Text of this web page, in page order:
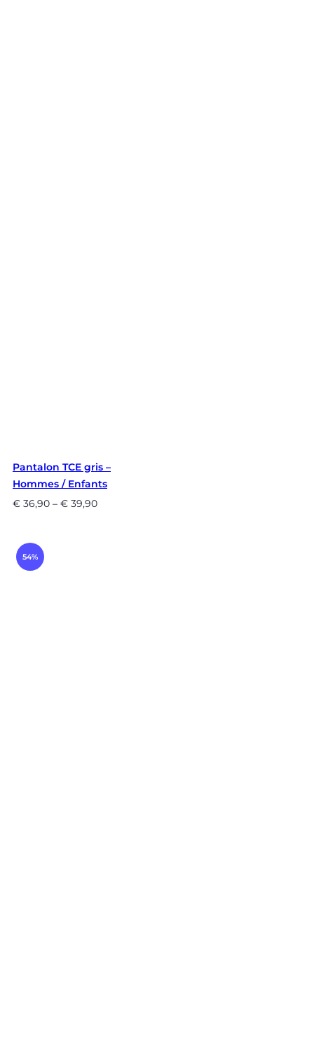
Pantalon TCE gris –
Hommes / Enfants
€ 36,90 – € 39,90
54%